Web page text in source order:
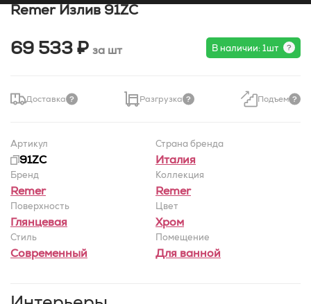
Remer Излив 91ZC
69 533 ₽ за шт В наличии: 1шт
Доставка Разгрузка Подъем
Артикул
91ZC
Страна бренда
Италия
Бренд
Remer
Коллекция
Remer
Поверхность
Глянцевая
Цвет
Хром
Стиль
Современный
Помещение
Для ванной